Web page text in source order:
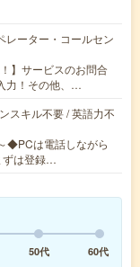
レーター・コールセン
】サービスのお問合
力！その他、…
スキル不要 / 英語力不
◆PCは電話しながら
ずは登録…
50代
60代